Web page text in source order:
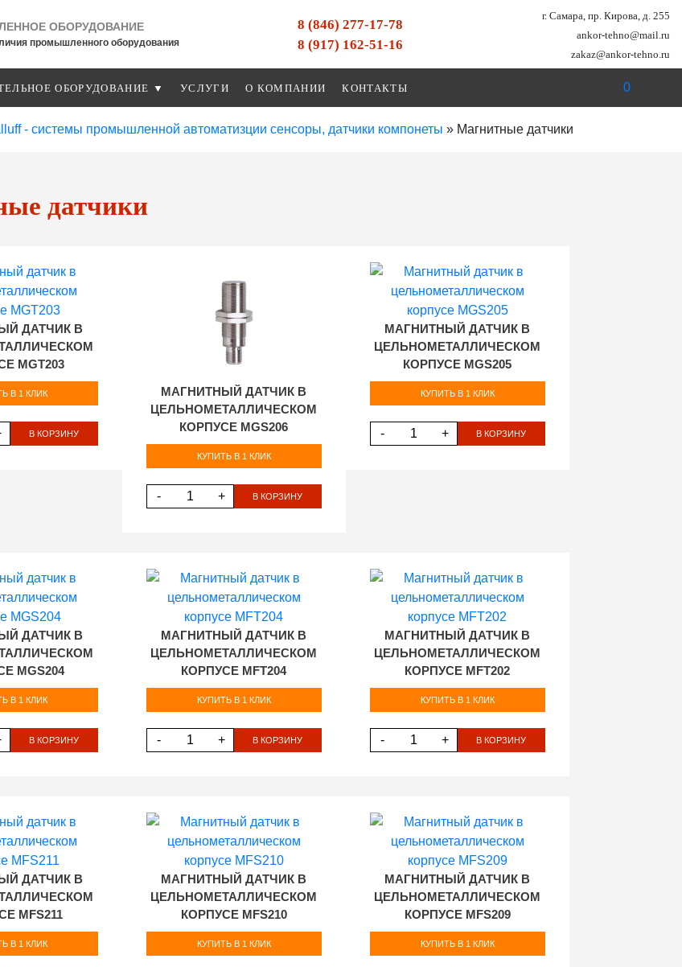
ОБОРУДОВАНИЕ
промышленного оборудования
8 (846) 277-17-78
8 (917) 162-51-16
г. Самара, пр. Кирова, д. 255
ankor-tehno@mail.ru
zakaz@ankor-tehno.ru
ОБОРУДОВАНИЕ ▼ УСЛУГИ О КОМПАНИИ КОНТАКТЫ 0
- системы промышленной автоматизции сенсоры, датчики компонеты » Магнитные датчики
датчики
ДАТЧИК В
MGT203
В 1 КЛИК
В КОРЗИНУ
МАГНИТНЫЙ ДАТЧИК В
ЦЕЛЬНОМЕТАЛЛИЧЕСКОМ
КОРПУСЕ MGS206
КУПИТЬ В 1 КЛИК
- + В КОРЗИНУ
МАГНИТНЫЙ ДАТЧИК В
ЦЕЛЬНОМЕТАЛЛИЧЕСКОМ
КОРПУСЕ MGS205
КУПИТЬ В 1 КЛИК
- + В КОРЗИНУ
ДАТЧИК В
MGS204
В 1 КЛИК
В КОРЗИНУ
МАГНИТНЫЙ ДАТЧИК В
ЦЕЛЬНОМЕТАЛЛИЧЕСКОМ
КОРПУСЕ MFT204
КУПИТЬ В 1 КЛИК
- + В КОРЗИНУ
МАГНИТНЫЙ ДАТЧИК В
ЦЕЛЬНОМЕТАЛЛИЧЕСКОМ
КОРПУСЕ MFT202
КУПИТЬ В 1 КЛИК
- + В КОРЗИНУ
ДАТЧИК В
MFS211
В 1 КЛИК
МАГНИТНЫЙ ДАТЧИК В
ЦЕЛЬНОМЕТАЛЛИЧЕСКОМ
КОРПУСЕ MFS210
КУПИТЬ В 1 КЛИК
МАГНИТНЫЙ ДАТЧИК В
ЦЕЛЬНОМЕТАЛЛИЧЕСКОМ
КОРПУСЕ MFS209
КУПИТЬ В 1 КЛИК